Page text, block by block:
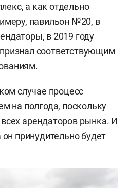
а как отдельно
павильон №20, в
в 2019 году
соответствующим
случае процесс
на полгода, поскольку
арендаторов рынка. И
он принудительно будет